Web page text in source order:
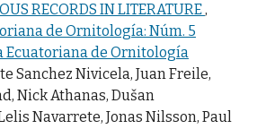
RECORDS IN LITERATURE,
de Ornitología: Núm. 5
Ecuatoriana de Ornitología
Sanchez Nivicela, Juan Freile,
Nick Athanas, Dušan
Navarrete, Jonas Nilsson, Paul